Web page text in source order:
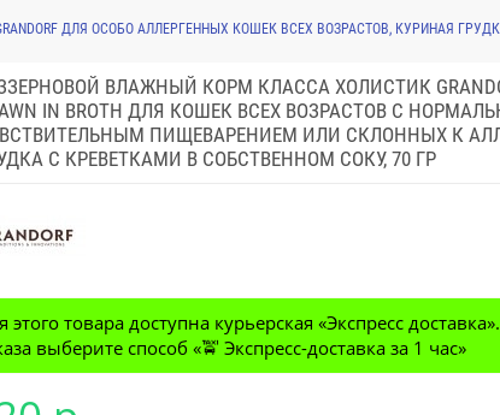
ДЛЯ ОСОБО АЛЛЕРГЕННЫХ КОШЕК ВСЕХ ВОЗРАСТОВ, КУРИНАЯ
ВЛАЖНЫЙ КОРМ КЛАССА ХОЛИСТИК
IN BROTH ДЛЯ КОШЕК ВСЕХ ВОЗРАСТОВ С
ПИЩЕВАРЕНИЕМ ИЛИ СКЛОННЫХ К
С КРЕВЕТКАМИ В СОБСТВЕННОМ СОКУ, 70 ГР
этого товара доступна курьерская «Экспресс
выберите способ «🚖 Экспресс-доставка за 1 час»